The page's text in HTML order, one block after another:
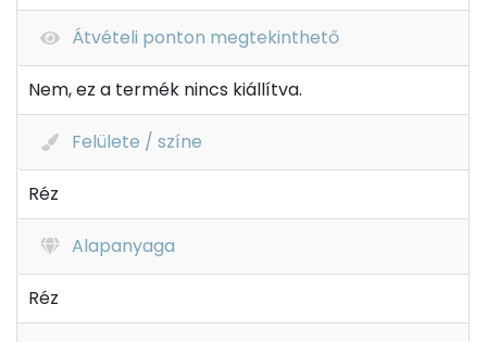
Átvételi ponton megtekinthető
Nem, ez a termék nincs kiállítva.
Felülete / színe
Réz
Alapanyaga
Réz